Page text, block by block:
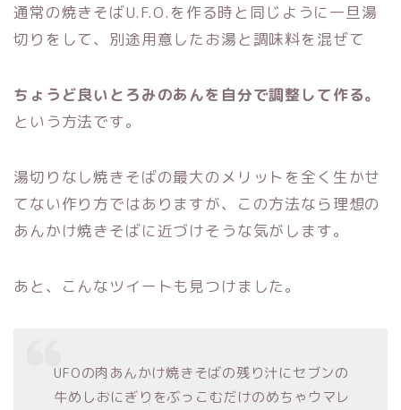
通常の焼きそばU.F.O.を作る時と同じように一旦湯
切りをして、別途用意したお湯と調味料を混ぜて
ちょうど良いとろみのあんを自分で調整して作る。
という方法です。
湯切りなし焼きそばの最大のメリットを全く生かせ
てない作り方ではありますが、この方法なら理想の
あんかけ焼きそばに近づけそうな気がします。
あと、こんなツイートも見つけました。
UFOの肉あんかけ焼きそばの残り汁にセブンの
牛めしおにぎりをぶっこむだけのめちゃウマレ